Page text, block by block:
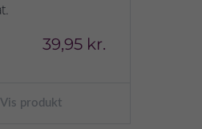
39,95 kr.
Vis produkt